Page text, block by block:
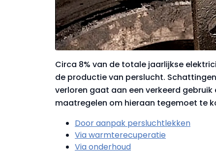
Circa 8% van de totale jaarlijkse
de productie van perslucht.
verloren gaat aan een verkeerd
maatregelen om hieraan tegemoet te
Door aanpak persluchtlekken
Via warmterecuperatie
Via onderhoud